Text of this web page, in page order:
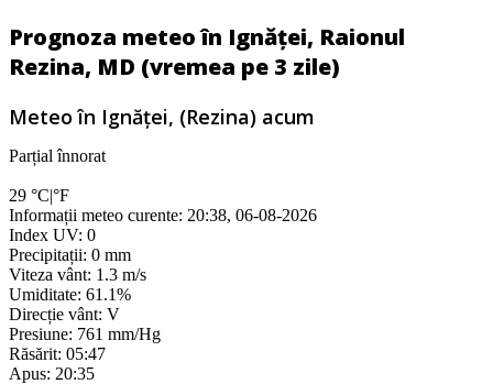
Prognoza meteo în Ignăței, Raionul
Rezina, MD (vremea pe 3 zile)
Meteo în Ignăţei, (Rezina) acum
Parțial înnorat
29 °C|°F
Informații meteo curente: 20:38, 06-08-2026
Index UV: 0
Precipitații: 0 mm
Viteza vânt: 1.3 m/s
Umiditate: 61.1%
Direcție vânt: V
Presiune: 761 mm/Hg
Răsărit: 05:47
Apus: 20:35